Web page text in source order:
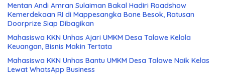
Mentan Andi Amran Sulaiman Bakal Hadiri Roadshow
Kemerdekaan RI di Mappesangka Bone Besok, Ratusan
Doorprize Siap Dibagikan
Mahasiswa KKN Unhas Ajari UMKM Desa Talawe Kelola
Keuangan, Bisnis Makin Tertata
Mahasiswa KKN Unhas Bantu UMKM Desa Talawe Naik Kelas
Lewat WhatsApp Business